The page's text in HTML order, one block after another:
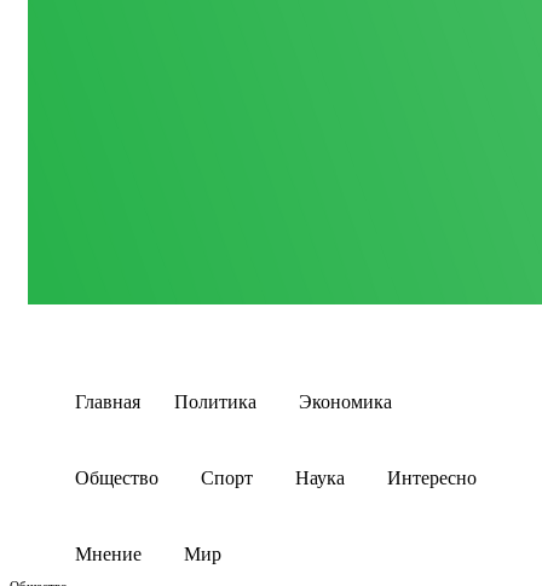
Главная Политика Экономика
Общество Спорт Наука Интересно
Мнение Мир